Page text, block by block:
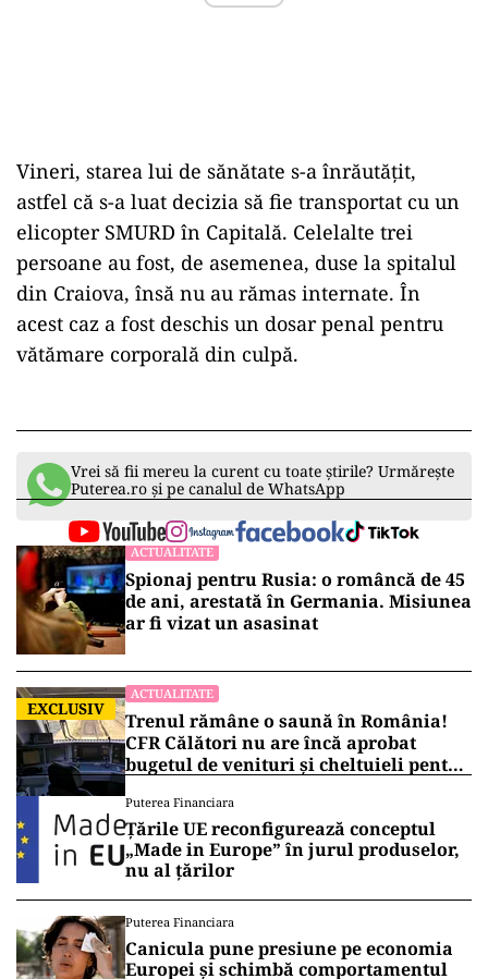
Vineri, starea lui de sănătate s-a înrăutățit,
astfel că s-a luat decizia să fie transportat cu un
elicopter SMURD în Capitală. Celelalte trei
persoane au fost, de asemenea, duse la spitalul
din Craiova, însă nu au rămas internate. În
acest caz a fost deschis un dosar penal pentru
vătămare corporală din culpă.
Vrei să fii mereu la curent cu toate știrile? Urmărește
Puterea.ro și pe canalul de WhatsApp
ACTUALITATE
Spionaj pentru Rusia: o româncă de 45
de ani, arestată în Germania. Misiunea
ar fi vizat un asasinat
EXCLUSIV
ACTUALITATE
Trenul rămâne o saună în România!
CFR Călători nu are încă aprobat
bugetul de venituri și cheltuieli pentru
Puterea Financiara
Țările UE reconfigurează conceptul
„Made in Europe” în jurul produselor,
nu al țărilor
Puterea Financiara
Canicula pune presiune pe economia
Europei și schimbă comportamentul